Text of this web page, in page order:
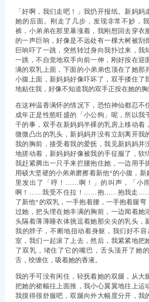
「好啊，我们走吧！」我扔开报纸。新妈
她的后面。刚走了几步，发现非常不妙，
裤，小弟弟在那里暴涨着，我刚想回去穿衣
的一声巨响，好像是不远处有一棵大树被刮
巨响吓了一跳，突然转过身向我扑过来，我
一跳，不自觉地双手向前一伸，刚好按在迎
满的双乳上面，下面的小弟弟也顶在了她那
小腹上面，新妈妈好像吓坏了，双手搂住了
地贴住我，好像不知道我的双手正按在她的胸
在这种温香满怀的情况下，恐怕神仙都忍不
成年正是性慾旺盛的「小公狗」呢，所以我
干的事，双手在新妈妈半裸的乳房上移动着
微微凸出的乳头，新妈妈并没有立刻离开我
我的胸前，接受着我的爱抚，我见新妈妈并
地搓动着，新妈妈好像被我的手征服了，软
我赶紧腾出一只手来拦腰抱住她，一边用手
用硕大坚硬的小弟弟磨擦着新他*的小腹，
里发出了「哼！……啊！」的叫声，「
啊！……我受不住拉！……抱……抱我走……
了新他*的双乳，一手抱着腰，一手抱着腿
过她，把头埋在她丰满的胸前，一边闻着她
头隔着薄薄睡衣体挑逗着她那尖尖的乳头，
我的脖子，不断地扭动着身躯，我们好不
室，我们一起滚了上去，然后，我紧紧地把
了双乳，堵住了它的嘴巴，舌头顶开了她
舌，绞缠住，吸着她的香液。
我的手可没有闲住，轻抚着她的双腿，从大
把她的裙幅往上面推，我小心翼翼地往上运
我摸得很舒服吧，双腿向外大幅度分开，我